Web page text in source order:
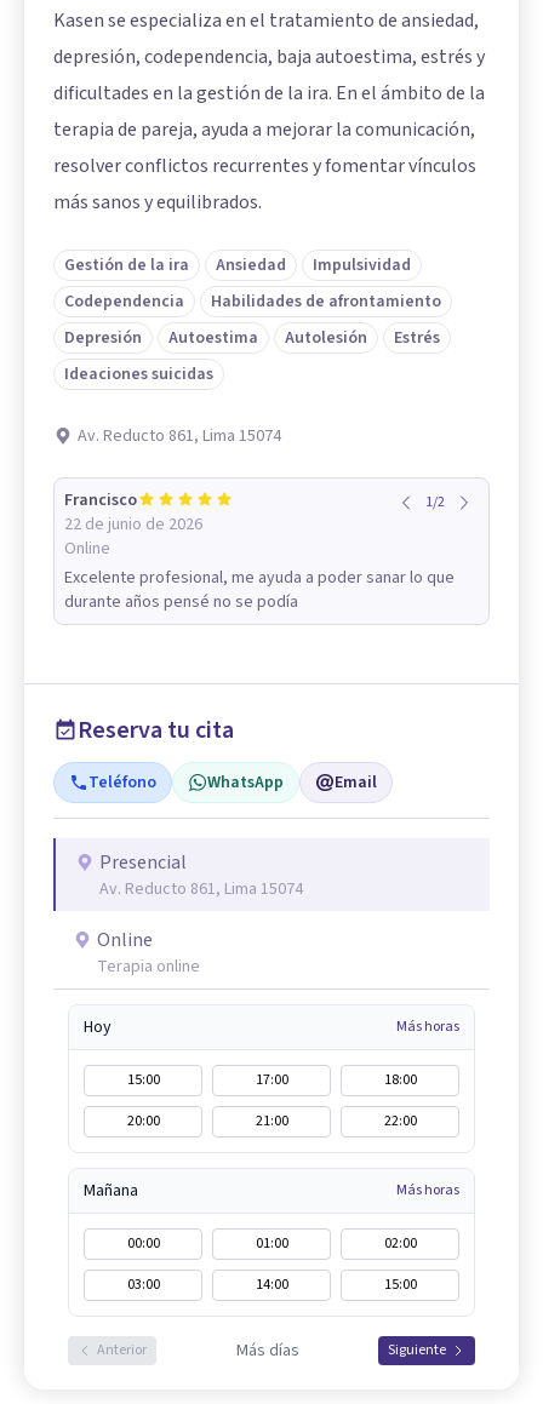
Kasen se especializa en el tratamiento de ansiedad,
depresión, codependencia, baja autoestima, estrés y
dificultades en la gestión de la ira. En el ámbito de la
terapia de pareja, ayuda a mejorar la comunicación,
resolver conflictos recurrentes y fomentar vínculos
más sanos y equilibrados.
Gestión de la ira Ansiedad
Impulsividad
Codependencia
Habilidades de afrontamiento
Depresión
Autoestima Autolesión
Estrés
Ideaciones suicidas
Av. Reducto 861, Lima 15074
Francisco
22 de junio de 2026
Online
1/2
Excelente profesional, me ayuda a poder sanar lo que
durante años pensé no se podía
Reserva tu cita
Teléfono WhatsApp Email
Presencial
Av. Reducto 861, Lima 15074
Online
Terapia online
Hoy Más horas
15:00 17:00
18:00
20:00
21:00 22:00
Mañana Más horas
00:00 01:00
02:00
03:00
14:00 15:00
Anterior Más días Siguiente